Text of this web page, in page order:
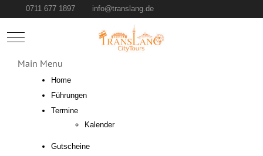
0711 677 1897 info@translang.de
Mobile Menu Toggle
Main Menu
Home
Führungen
Termine
Kalender
Gutscheine